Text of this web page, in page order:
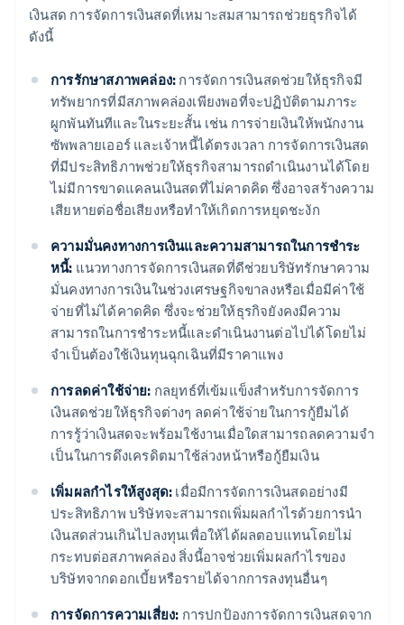
เงินสด การจัดการเงินสดที่เหมาะสมสามารถช่วยธุรกิจได้
ดังนี้
การรักษาสภาพคล่อง: การจัดการเงินสดช่วยให้ธุรกิจมี
ทรัพยากรที่มีสภาพคล่องเพียงพอที่จะปฏิบัติตามภาระ
ผูกพันทันทีและในระยะสั้น เช่น การจ่ายเงินให้พนักงาน
ซัพพลายเออร์ และเจ้าหนี้ได้ตรงเวลา การจัดการเงินสด
ที่มีประสิทธิภาพช่วยให้ธุรกิจสามารถดําเนินงานได้โดย
ไม่มีการขาดแคลนเงินสดที่ไม่คาดคิด ซึ่งอาจสร้างความ
เสียหายต่อชื่อเสียงหรือทําให้เกิดการหยุดชะงัก
ความมั่นคงทางการเงินและความสามารถในการชำระ
หนี้: แนวทางการจัดการเงินสดที่ดีช่วยบริษัทรักษาความ
มั่นคงทางการเงินในช่วงเศรษฐกิจขาลงหรือเมื่อมีค่าใช้
จ่ายที่ไม่ได้คาดคิด ซึ่งจะช่วยให้ธุรกิจยังคงมีความ
สามารถในการชำระหนี้และดําเนินงานต่อไปได้โดยไม่
จําเป็นต้องใช้เงินทุนฉุกเฉินที่มีราคาแพง
การลดค่าใช้จ่าย: กลยุทธ์ที่เข้มแข็งสําหรับการจัดการ
เงินสดช่วยให้ธุรกิจต่างๆ ลดค่าใช้จ่ายในการกู้ยืมได้
การรู้ว่าเงินสดจะพร้อมใช้งานเมื่อใดสามารถลดความจํา
เป็นในการดึงเครดิตมาใช้ล่วงหน้าหรือกู้ยืมเงิน
เพิ่มผลกําไรให้สูงสุด: เมื่อมีการจัดการเงินสดอย่างมี
ประสิทธิภาพ บริษัทจะสามารถเพิ่มผลกําไรด้วยการนำ
เงินสดส่วนเกินไปลงทุนเพื่อให้ได้ผลตอบแทนโดยไม่
กระทบต่อสภาพคล่อง สิ่งนี้อาจช่วยเพิ่มผลกําไรของ
บริษัทจากดอกเบี้ยหรือรายได้จากการลงทุนอื่นๆ
การจัดการความเสี่ยง: การปกป้องการจัดการเงินสดจาก